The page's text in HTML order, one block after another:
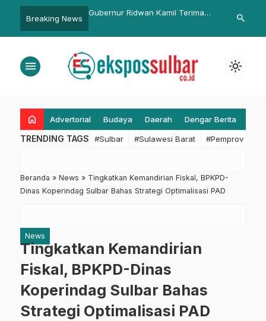
Breaking News
Daring, Siapkan
Tantangan
Gubernur Ridwan Kamil Terima
Anaksearch
menu light_mode
home Advertorial Budaya Daerah Dengar Berita
TRENDING TAGS #Sulbar #Sulawesi Barat #Pemprov
Beranda » News » Tingkatkan Kemandirian Fiskal, BPKPD-
Dinas Koperindag Sulbar Bahas Strategi Optimalisasi PAD
News
Tingkatkan Kemandirian
Fiskal, BPKPD-Dinas
Koperindag Sulbar Bahas
Strategi Optimalisasi PAD